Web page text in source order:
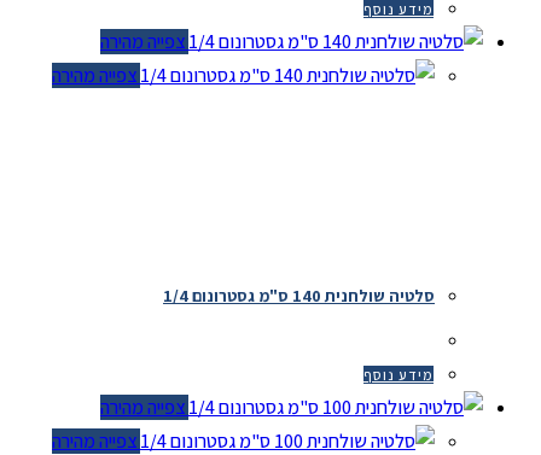
מידע נוסף
צפייה מהירה
צפייה מהירה
סלטיה שולחנית 140 ס"מ גסטרונום 1/4
מידע נוסף
צפייה מהירה
צפייה מהירה